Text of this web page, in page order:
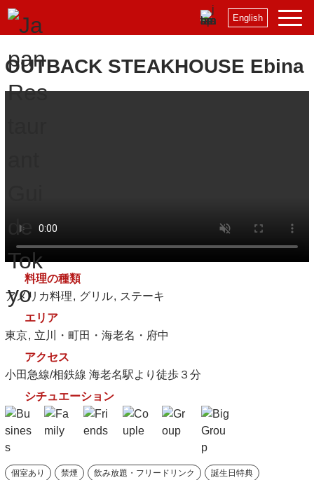
English
OUTBACK STEAKHOUSE Ebina
料理の種類
アメリカ料理
グリル
ステーキ
エリア
東京
立川・町田・海老名・府中
アクセス
小田急線/相鉄線 海老名駅より徒歩３分
シチュエーション
個室あり 禁煙 飲み放題・フリードリンク 誕生日特典